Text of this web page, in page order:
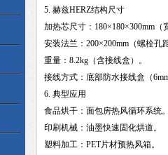
5. 赫兹HERZ结构尺寸
加热芯尺寸：180×180×300mm（
安装法兰：200×200mm（螺栓孔
重量：8.2kg（含接线盒）。
接线方式：底部防水接线盒（
6. 典型应用
食品烘干：面包房热风循环系统
印刷机械：油墨快速固化烘道。
塑料加工：PET片材预热风箱。